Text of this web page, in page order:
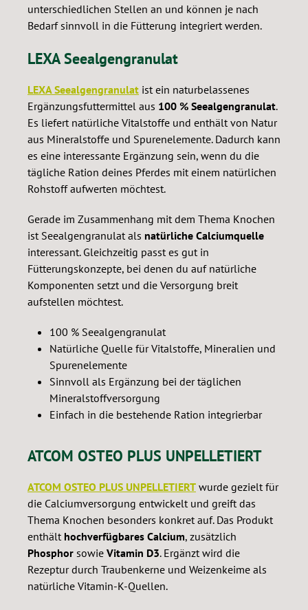
unterschiedlichen Stellen an und können je nach
Bedarf sinnvoll in die Fütterung integriert werden.
LEXA Seealgengranulat
LEXA Seealgengranulat ist ein naturbelassenes
Ergänzungsfuttermittel aus 100 % Seealgengranulat.
Es liefert natürliche Vitalstoffe und enthält von Natur
aus Mineralstoffe und Spurenelemente. Dadurch kann
es eine interessante Ergänzung sein, wenn du die
tägliche Ration deines Pferdes mit einem natürlichen
Rohstoff aufwerten möchtest.
Gerade im Zusammenhang mit dem Thema Knochen
ist Seealgengranulat als natürliche Calciumquelle
interessant. Gleichzeitig passt es gut in
Fütterungskonzepte, bei denen du auf natürliche
Komponenten setzt und die Versorgung breit
aufstellen möchtest.
100 % Seealgengranulat
Natürliche Quelle für Vitalstoffe, Mineralien und
Spurenelemente
Sinnvoll als Ergänzung bei der täglichen
Mineralstoffversorgung
Einfach in die bestehende Ration integrierbar
ATCOM OSTEO PLUS UNPELLETIERT
ATCOM OSTEO PLUS UNPELLETIERT wurde gezielt für
die Calciumversorgung entwickelt und greift das
Thema Knochen besonders konkret auf. Das Produkt
enthält hochverfügbares Calcium, zusätzlich
Phosphor sowie Vitamin D3. Ergänzt wird die
Rezeptur durch Traubenkerne und Weizenkeime als
natürliche Vitamin-K-Quellen.